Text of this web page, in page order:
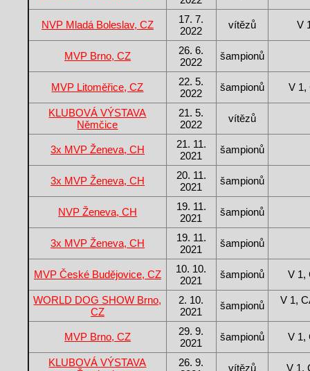
NVP Mladá Boleslav, CZ
17. 7.
2022
vítězů V
MVP Brno, CZ
26. 6.
2022
šampionů
MVP Litoměřice, CZ
22. 5.
2022
šampionů V 1,
KLUBOVÁ VÝSTAVA
Němčice
21. 5.
2022
vítězů
3x MVP Ženeva, CH
21. 11.
2021
šampionů
3x MVP Ženeva, CH
20. 11.
2021
šampionů
NVP Ženeva, CH
19. 11.
2021
šampionů
3x MVP Ženeva, CH
19. 11.
2021
šampionů
MVP České Budějovice, CZ
10. 10.
2021
šampionů V 1,
WORLD DOG SHOW Brno,
CZ
2. 10.
2021
šampionů V 1,
MVP Brno, CZ
29. 9.
2021
šampionů V 1,
KLUBOVÁ VÝSTAVA
26. 9.
vítězů V 1,